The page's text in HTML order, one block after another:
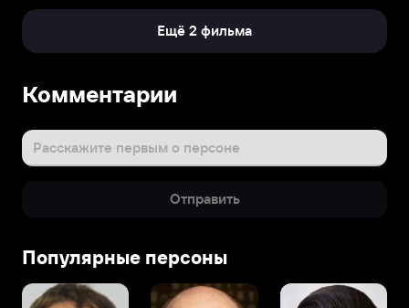
Ещё 2 фильма
Комментарии
Расскажите первым о персоне
Отправить
Популярные персоны